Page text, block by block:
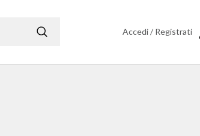
Accedi / Registrati